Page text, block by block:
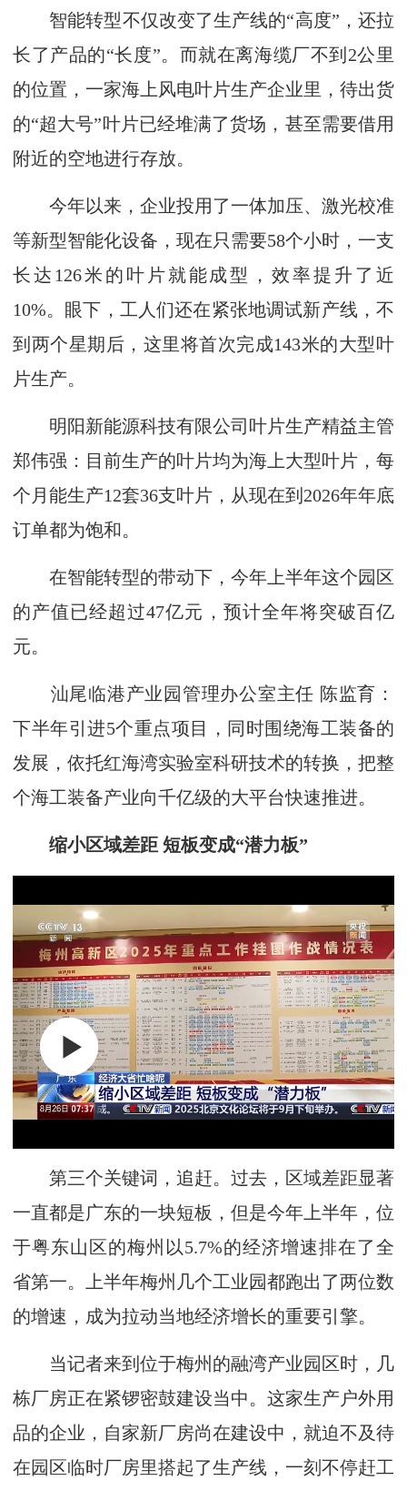
智能转型不仅改变了生产线的“高度”，还拉
长了产品的“长度”。而就在离海缆厂不到2公里
的位置，一家海上风电叶片生产企业里，待出货
的“超大号”叶片已经堆满了货场，甚至需要借用
附近的空地进行存放。
今年以来，企业投用了一体加压、激光校准
等新型智能化设备，现在只需要58个小时，一支
长达126米的叶片就能成型，效率提升了近
10%。眼下，工人们还在紧张地调试新产线，不
到两个星期后，这里将首次完成143米的大型叶
片生产。
明阳新能源科技有限公司叶片生产精益主管
郑伟强：目前生产的叶片均为海上大型叶片，每
个月能生产12套36支叶片，从现在到2026年年底
订单都为饱和。
在智能转型的带动下，今年上半年这个园区
的产值已经超过47亿元，预计全年将突破百亿
元。
汕尾临港产业园管理办公室主任 陈监育：
下半年引进5个重点项目，同时围绕海工装备的
发展，依托红海湾实验室科研技术的转换，把整
个海工装备产业向千亿级的大平台快速推进。
缩小区域差距 短板变成“潜力板”
第三个关键词，追赶。过去，区域差距显著
一直都是广东的一块短板，但是今年上半年，位
于粤东山区的梅州以5.7%的经济增速排在了全
省第一。上半年梅州几个工业园都跑出了两位数
的增速，成为拉动当地经济增长的重要引擎。
当记者来到位于梅州的融湾产业园区时，几
栋厂房正在紧锣密鼓建设当中。这家生产户外用
品的企业，自家新厂房尚在建设中，就迫不及待
在园区临时厂房里搭起了生产线，一刻不停赶工